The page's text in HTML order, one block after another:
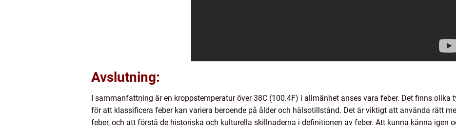
Avslutning:
I sammanfattning är en kroppstemperatur över 38C (100.4F) i allmänhet anses vara feber. Det finns olika
för att klassificera feber kan variera beroende på ålder och hälsotillstånd. Det är viktigt att använda rätt
feber, och att förstå de historiska och kulturella skillnaderna i definitionen av feber. Att kunna känna igen